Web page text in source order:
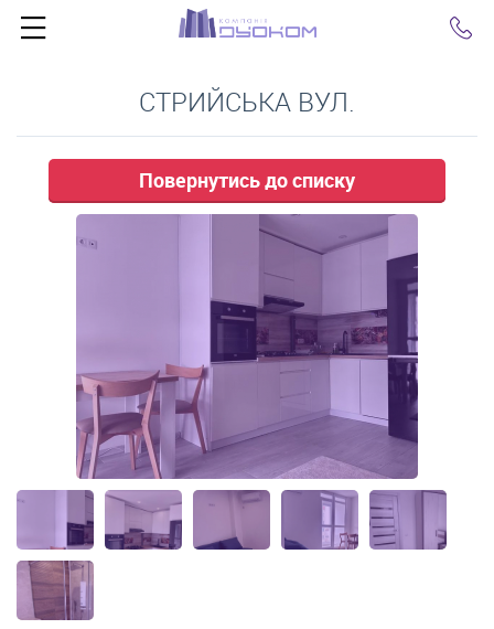
СТРИЙСЬКА ВУЛ.
Повернутись до списку